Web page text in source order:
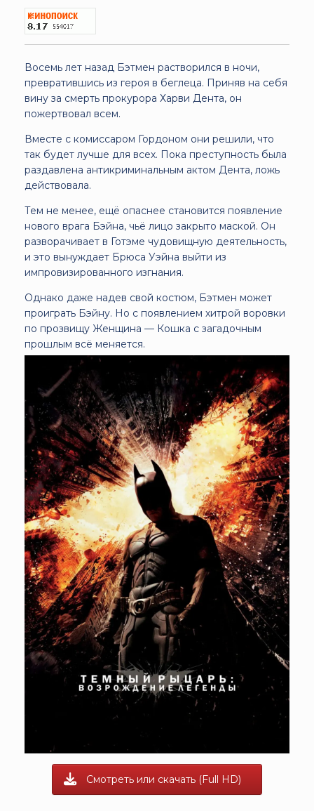
Восемь лет назад Бэтмен растворился в ночи,
превратившись из героя в беглеца. Приняв на себя
вину за смерть прокурора Харви Дента, он
пожертвовал всем.
Вместе с комиссаром Гордоном они решили, что
так будет лучше для всех. Пока преступность была
раздавлена антикриминальным актом Дента, ложь
действовала.
Тем не менее, ещё опаснее становится появление
нового врага Бэйна, чьё лицо закрыто маской. Он
разворачивает в Готэме чудовищную деятельность,
и это вынуждает Брюса Уэйна выйти из
импровизированного изгнания.
Однако даже надев свой костюм, Бэтмен может
проиграть Бэйну. Но с появлением хитрой воровки
по прозвищу Женщина — Кошка с загадочным
прошлым всё меняется.
Смотреть или скачать (Full HD)